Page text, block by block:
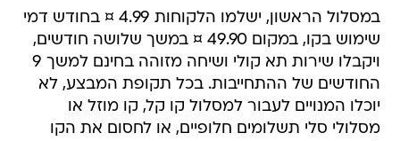
במסלול הראשון, ישלמו הלקוחות 4.99 ¤ בחודש דמי
שימוש בקו, במקום 49.90 ¤ במשך שלושה חודשים,
ויקבלו שירות תא קולי ושיחה מזוהה בחינם למשך 9
החודשים של ההתחייבות. בכל תקופת המבצע, לא
יוכלו המנויים לעבור למסלול קו קל, קו מוזל או
מסלולי סלי תשלומים חלופיים, או לחסום את הקו